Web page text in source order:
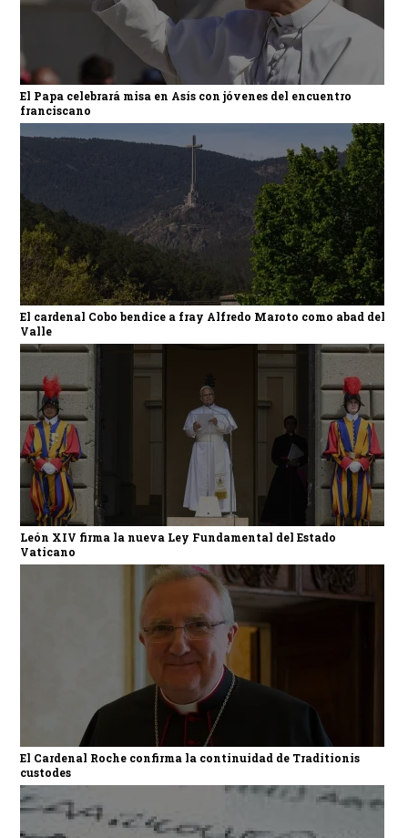
El Papa celebrará misa en Asís con jóvenes del encuentro
franciscano
El cardenal Cobo bendice a fray Alfredo Maroto como abad del
Valle
León XIV firma la nueva Ley Fundamental del Estado
Vaticano
El Cardenal Roche confirma la continuidad de Traditionis
custodes